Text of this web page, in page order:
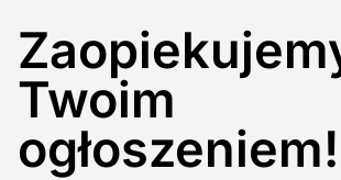
Twoim
ogłoszeniem!